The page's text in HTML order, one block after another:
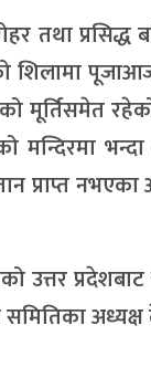
तथा प्रसिद्ध
शिलामा
मूर्तिसमेत
प्राप्त
उत्तर